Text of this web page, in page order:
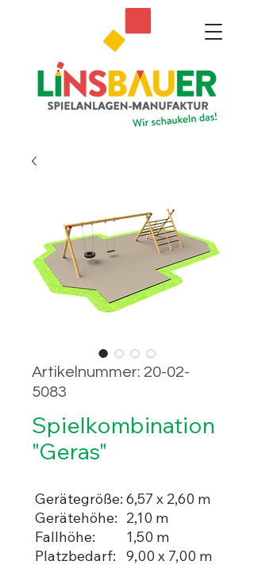
Artikelnummer: 20-02-
5083
Spielkombination
"Geras"
Gerätegröße: 6,57 x 2,60 m
Gerätehöhe: 2,10 m
Fallhöhe:
1,50 m
Platzbedarf:
9,00 x 7,00 m